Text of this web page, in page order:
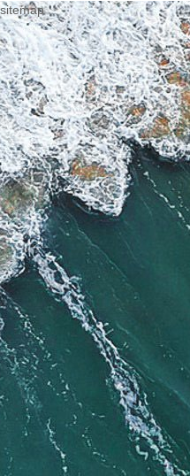
sitemap